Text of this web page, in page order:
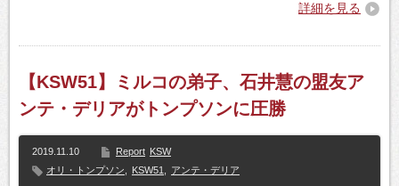
詳細を見る
【KSW51】ミルコの弟子、石井慧の盟友ア
ンテ・デリアがトンプソンに圧勝
2019.11.10 Report KSW
オリ・トンプソン
KSW51 アンテ・デリア